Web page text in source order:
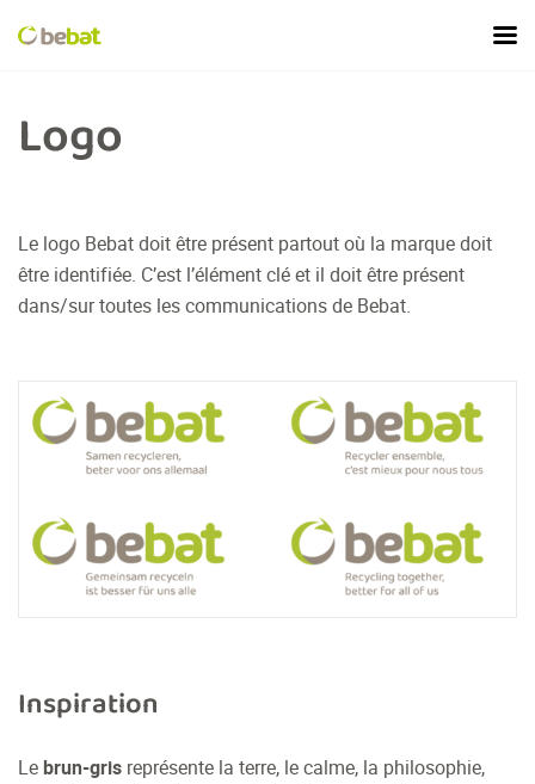
Logo
Le logo Bebat doit être présent partout où la marque doit
être identifiée. C’est l’élément clé et il doit être présent
dans/sur toutes les communications de Bebat.
Inspiration
Le brun-gris représente la terre, le calme, la philosophie,